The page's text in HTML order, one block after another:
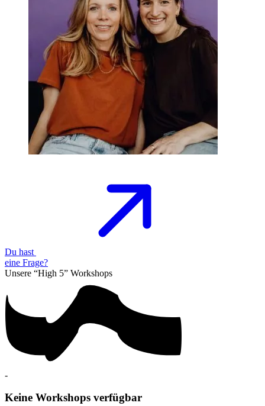
Du hast
eine Frage?
Unsere “High 5” Workshops
-
Keine Workshops verfügbar